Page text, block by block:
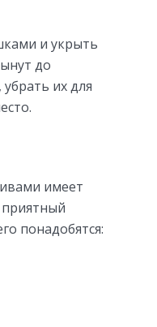
и укрыть
до
их для
имеет
понадобятся: